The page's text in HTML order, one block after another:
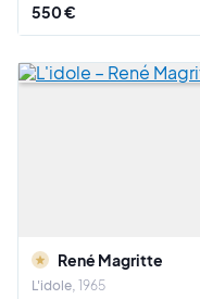
550 €
René Magritte
L'idole 1965